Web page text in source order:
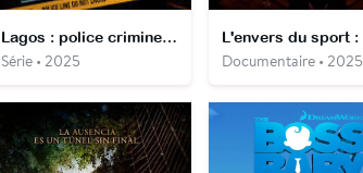
Lagos : police criminelle
Série • 2025 Documentaire • 2025